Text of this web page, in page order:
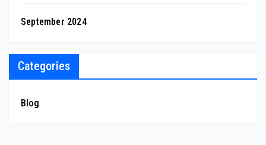
September 2024
Categories
Blog